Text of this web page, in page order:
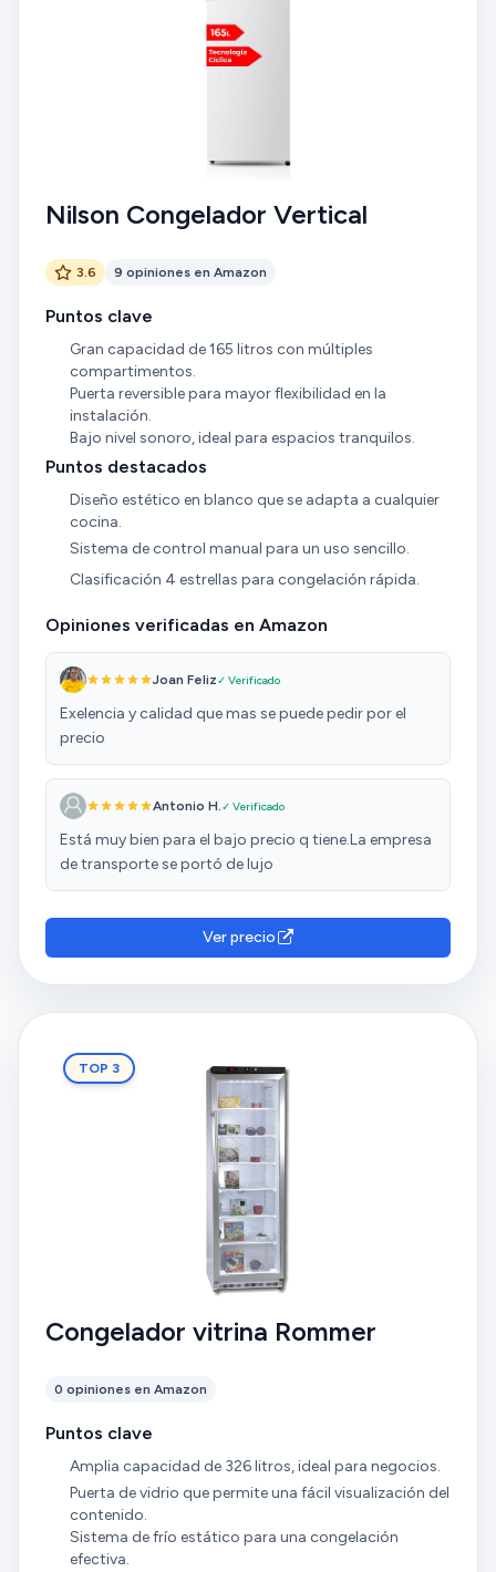
Nilson Congelador Vertical
3.6 9 opiniones en Amazon
Puntos clave
Gran capacidad de 165 litros con múltiples
compartimentos.
Puerta reversible para mayor flexibilidad en la
instalación.
Bajo nivel sonoro, ideal para espacios tranquilos.
Puntos destacados
Diseño estético en blanco que se adapta a cualquier
cocina.
Sistema de control manual para un uso sencillo.
Clasificación 4 estrellas para congelación rápida.
Opiniones verificadas en Amazon
Joan Feliz✓ Verificado
Exelencia y calidad que mas se puede pedir por el
precio
Antonio H.✓ Verificado
Está muy bien para el bajo precio q tiene.La empresa
de transporte se portó de lujo
Ver precio
TOP 3
Congelador vitrina Rommer
0 opiniones en Amazon
Puntos clave
Amplia capacidad de 326 litros, ideal para negocios.
Puerta de vidrio que permite una fácil visualización del
contenido.
Sistema de frío estático para una congelación
efectiva.